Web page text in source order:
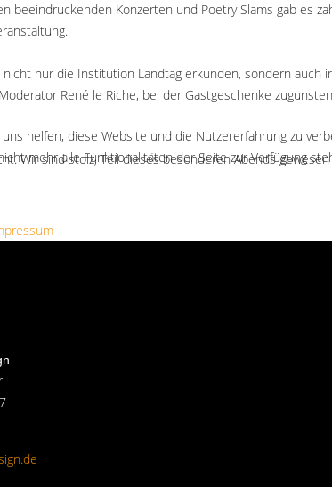
beeindruckenden Konzerten und Poetry Slams gab es
nur die Institution Landtag erkunden, sondern auch
René le Riche, bei der Gastgeschenke
Wir sind stolz, Teil dieses besonderen Abends
helfen, diese Website und die Nutzererfahrung zu
mehr alle Funktionalitäten der Seite zur Verfügung